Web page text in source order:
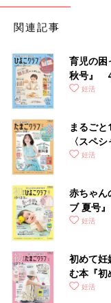
関連記事
育児の困
秋号』 4
いっぱい！
妊活
まるごと
〈スペ
妊活
赤ちゃん
ブ 夏号
く！ お
妊活
初めて妊
む本『初
妊活